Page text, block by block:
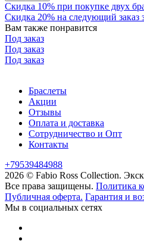
Скидка 10% при покупке двух
Скидка 20% на следующий заказ
Вам также понравится
Под заказ
Под заказ
Под заказ
Браслеты
Акции
Отзывы
Оплата и доставка
Сотрудничество и Опт
Контакты
+79539484988
2026 © Fabio Ross Collection.
Все права защищены. Политика
Публичная оферта. Гарантия и
Мы в социальных сетях